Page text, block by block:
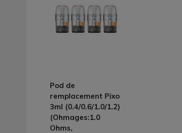
Pod de
remplacement Pixo
3ml (0.4/0.6/1.0/1.2)
(Ohmages:1.0
Ohms,